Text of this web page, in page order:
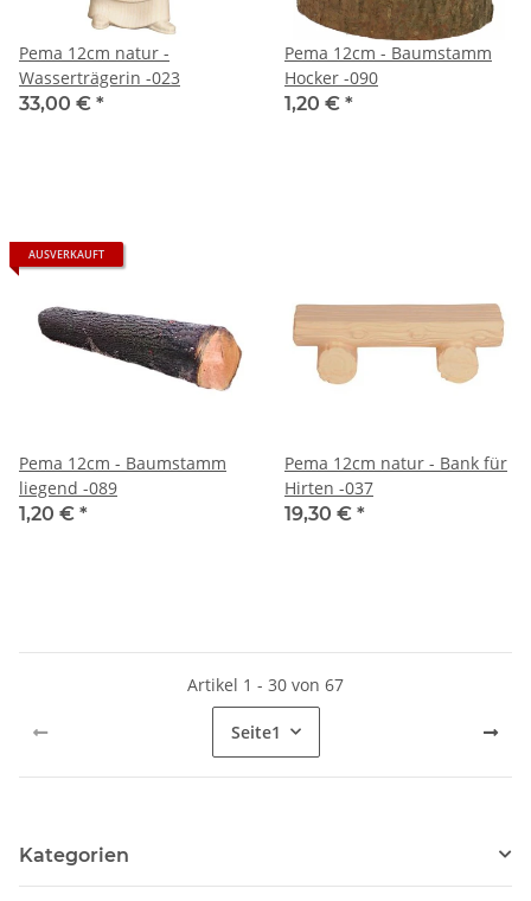
Pema 12cm natur -
Wasserträgerin -023
33,00 € *
Pema 12cm - Baumstamm
Hocker -090
1,20 € *
AUSVERKAUFT
Pema 12cm - Baumstamm
liegend -089
1,20 € *
Pema 12cm natur - Bank für
Hirten -037
19,30 € *
Artikel 1 - 30 von 67
Seite1
Kategorien